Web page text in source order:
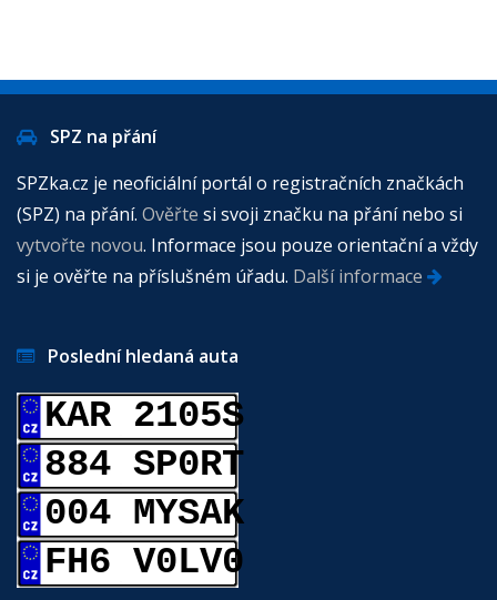
SPZ na přání
SPZka.cz je neoficiální portál o registračních značkách
(SPZ) na přání. Ověřte si svoji značku na přání nebo si
vytvořte novou. Informace jsou pouze orientační a vždy
si je ověřte na příslušném úřadu. Další informace
Poslední hledaná auta
KAR 2105S
884 SP0RT
004 MYSAK
FH6 V0LV0